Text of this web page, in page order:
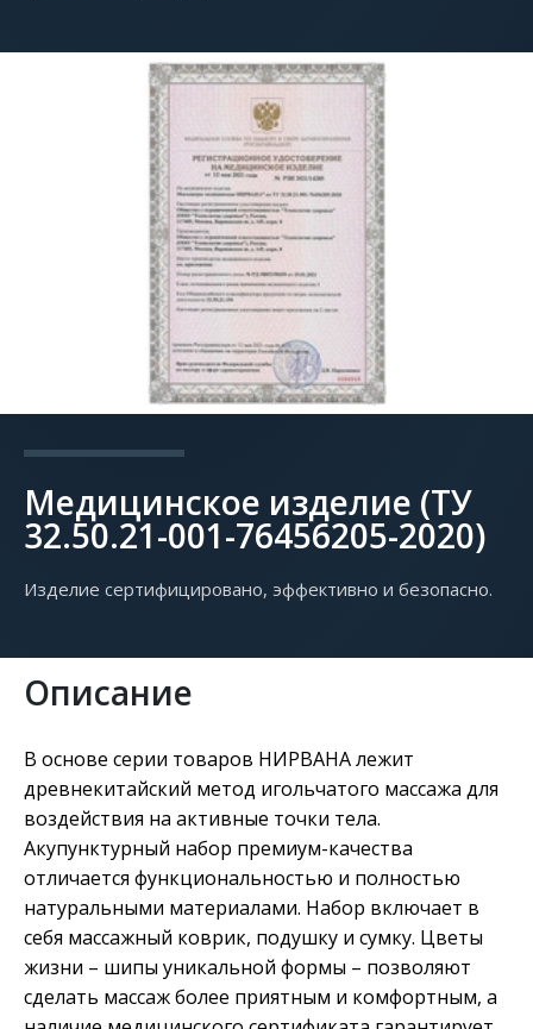
Медицинское изделие (ТУ
32.50.21-001-76456205-2020)
Изделие сертифицировано, эффективно и безопасно.
Описание
В основе серии товаров НИРВАНА лежит
древнекитайский метод игольчатого массажа для
воздействия на активные точки тела.
Акупунктурный набор премиум-качества
отличается функциональностью и полностью
натуральными материалами. Набор включает в
себя массажный коврик, подушку и сумку. Цветы
жизни – шипы уникальной формы – позволяют
сделать массаж более приятным и комфортным, а